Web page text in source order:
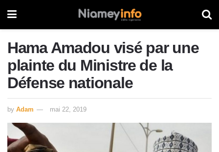
Hama Amadou visé par une
plainte du Ministre de la
Défense nationale
by Adam mai 22, 2019